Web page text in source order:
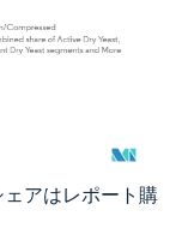
示が必要です。
アはレポート購